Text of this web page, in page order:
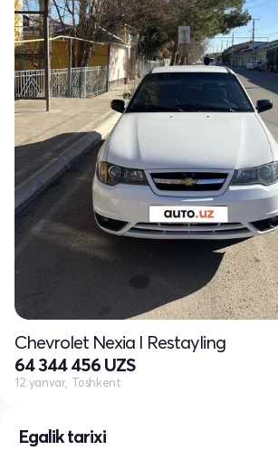
Egalik tarixi
Chevrolet Nexia I Restayling
64 344 456 UZS
12 yanvar, Toshkent